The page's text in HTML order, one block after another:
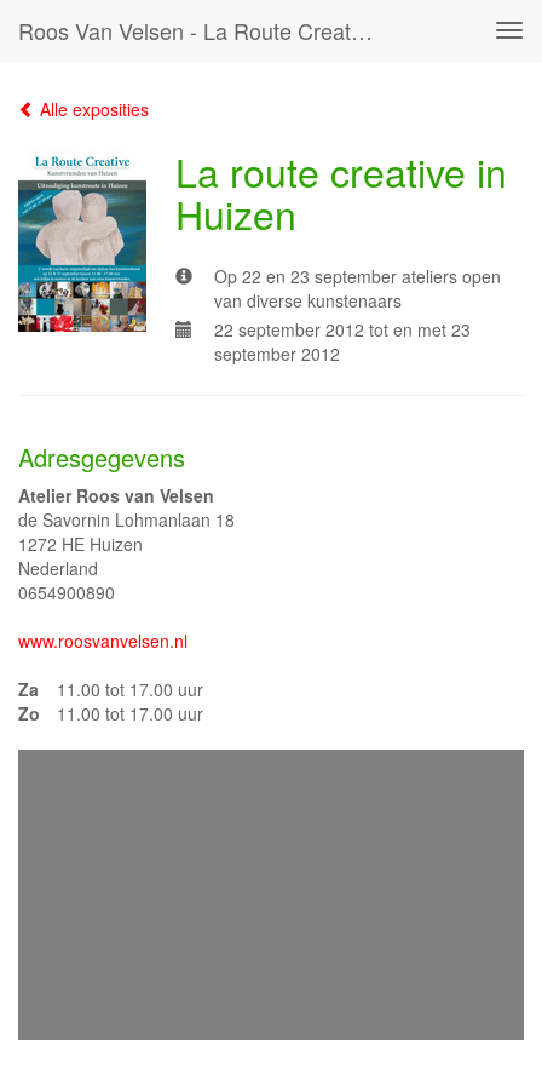
Roos Van Velsen - La Route Creative In Huizen
Alle exposities
La route creative in
Huizen
Op 22 en 23 september ateliers open
van diverse kunstenaars
22 september 2012 tot en met 23
september 2012
Adresgegevens
Atelier Roos van Velsen
de Savornin Lohmanlaan 18
1272 HE Huizen
Nederland
0654900890
www.roosvanvelsen.nl
Za
11.00 tot 17.00 uur
Zo
11.00 tot 17.00 uur